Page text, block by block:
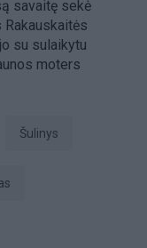
savaitę sekė
su sulaikytu
moters
šulinys